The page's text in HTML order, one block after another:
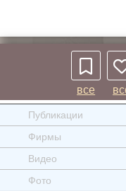
все
Публикации
Фирмы
Видео
Фото